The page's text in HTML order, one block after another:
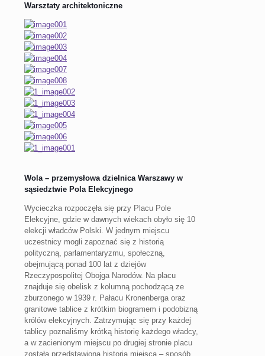
Warsztaty architektoniczne
Wola – przemysłowa dzielnica Warszawy w
sąsiedztwie Pola Elekcyjnego
Wycieczka rozpoczęła się przy Placu Pole
Elekcyjne, gdzie w dawnych wiekach obyło się 10
elekcji władców Polski. W jednym miejscu
uczestnicy mogli zapoznać się z historią
polityczną, parlamentaryzmu, społeczną,
obejmującą ponad 100 lat z dziejów
Rzeczypospolitej Obojga Narodów. Na placu
znajduje się obelisk z kolumną pochodzącą ze
zburzonego w 1939 r. Pałacu Kronenberga oraz
granitowe tablice z krótkim biogramem i podobizną
królów elekcyjnych. Zatrzymując się przy każdej
tablicy poznaliśmy krótką historię każdego władcy,
a w zacienionym miejscu po drugiej stronie placu
została przedstawiona historia miejsca – sposób